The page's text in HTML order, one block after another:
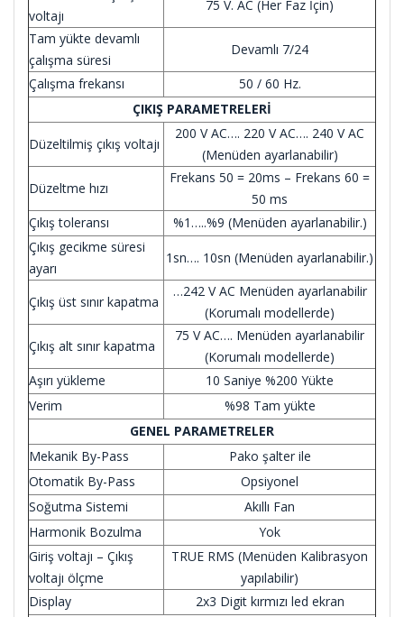
voltajı
75 V. AC (Her Faz İçin)
Tam yükte devamlı
çalışma süresi
Devamlı 7/24
Çalışma frekansı
50 / 60 Hz.
ÇIKIŞ PARAMETRELERİ
Düzeltilmiş çıkış voltajı
200 V AC…. 220 V AC…. 240 V AC
(Menüden ayarlanabilir)
Düzeltme hızı
Frekans 50 = 20ms – Frekans 60 =
50 ms
Çıkış toleransı
%1…..%9 (Menüden ayarlanabilir.)
Çıkış gecikme süresi
ayarı
1sn…. 10sn (Menüden ayarlanabilir.)
Çıkış üst sınır kapatma
…242 V AC Menüden ayarlanabilir
(Korumalı modellerde)
Çıkış alt sınır kapatma
75 V AC…. Menüden ayarlanabilir
(Korumalı modellerde)
Aşırı yükleme
10 Saniye %200 Yükte
Verim
%98 Tam yükte
GENEL PARAMETRELER
Mekanik By-Pass
Pako şalter ile
Otomatik By-Pass
Opsiyonel
Soğutma Sistemi
Akıllı Fan
Harmonik Bozulma
Yok
Giriş voltajı – Çıkış
voltajı ölçme
TRUE RMS (Menüden Kalibrasyon
yapılabilir)
Display
2x3 Digit kırmızı led ekran